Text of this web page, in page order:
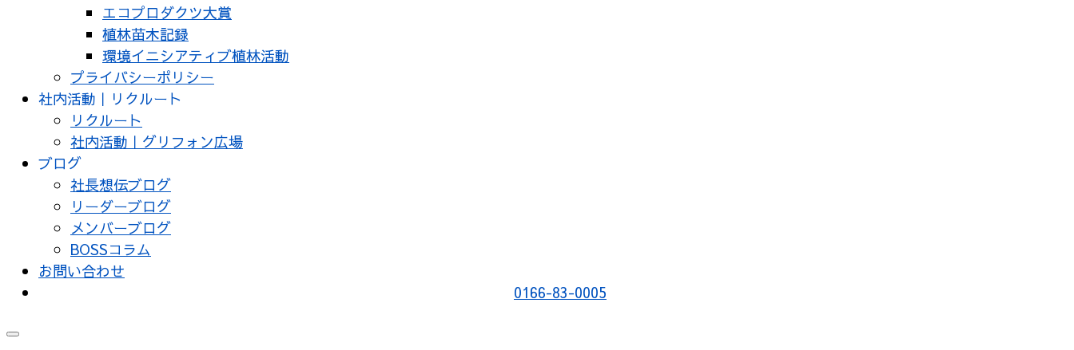
エコプロダクツ大賞
植林苗木記録
環境イニシアティブ植林活動
プライバシーポリシー
社内活動｜リクルート
リクルート
社内活動｜グリフォン広場
ブログ
社長想伝ブログ
リーダーブログ
メンバーブログ
BOSSコラム
お問い合わせ
0166-83-0005
メ